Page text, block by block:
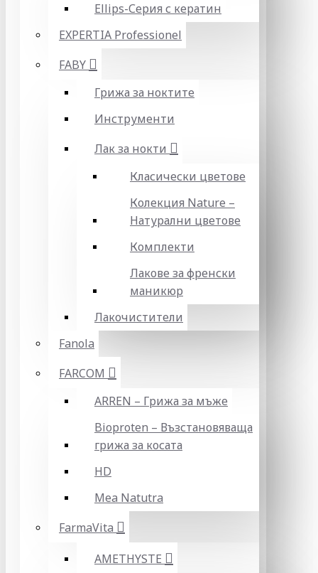
Ellips-Серия с кератин
EXPERTIA Professionel
FABY
Грижа за ноктите
Инструменти
Лак за нокти
Класически цветове
Колекция Nature –
Натурални цветове
Комплекти
Лакове за френски
маникюр
Лакочистители
Fanola
FARCOM
ARREN – Грижа за мъже
Bioproten – Възстановяваща
грижа за косата
HD
Mea Natutra
FarmaVita
AMETHYSTE